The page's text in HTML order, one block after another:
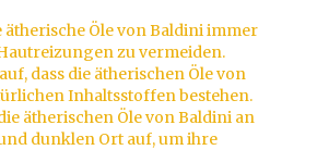
ätherische Öle von Baldini immer
zu vermeiden.
dass die ätherischen Öle von
Inhaltsstoffen bestehen.
ätherischen Öle von Baldini an
dunklen Ort auf, um ihre